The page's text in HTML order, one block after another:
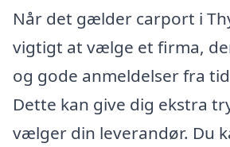
Når det gælder carport i
vigtigt at vælge et firma,
og gode anmeldelser fra
Dette kan give dig ekstra
vælger din leverandør. Du